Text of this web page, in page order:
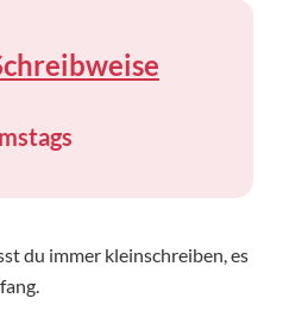
du immer kleinschreiben, es